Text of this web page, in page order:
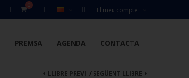
El meu compte
0
PREMSA AGENDA CONTACTA
SEGÜENT LLIBRE
LLIBRE PREVI /